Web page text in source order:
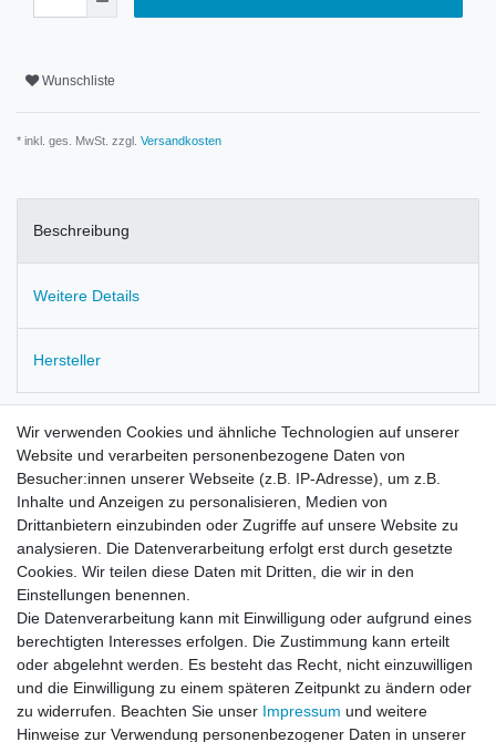
Wunschliste
* inkl. ges. MwSt. zzgl. Versandkosten
Beschreibung
Weitere Details
Hersteller
Angenehme Trageeigenschaften für viele Freizeitaktivitäten
oder einfach nur für den Alltag.
Shirt in leicht taillierter Form.
D2B-"coolweave"-Gewebe aus Baumwolle lässt Wärme
vom Körper entweichen und hält die Haut komfortabel kühl.
Poloshirt mit einer Knopfleiste mit 3 Knöpfe.
Klassischer Hemdblusenkragen, der nicht bis oben
geknöpft wird sondern zu einem kleinen Revers
umgeschlagen ist.
Großes, aufgedrucktes Logo auf der Front.
Material: 98% Baumwolle, 2% Elastan.
Wir verwenden Cookies und ähnliche Technologien auf unserer
Website und verarbeiten personenbezogene Daten von
Besucher:innen unserer Webseite (z.B. IP-Adresse), um z.B.
Inhalte und Anzeigen zu personalisieren, Medien von
Drittanbietern einzubinden oder Zugriffe auf unsere Website zu
analysieren. Die Datenverarbeitung erfolgt erst durch gesetzte
Cookies. Wir teilen diese Daten mit Dritten, die wir in den
Einstellungen benennen.
Die Datenverarbeitung kann mit Einwilligung oder aufgrund eines
berechtigten Interesses erfolgen. Die Zustimmung kann erteilt
oder abgelehnt werden. Es besteht das Recht, nicht einzuwilligen
und die Einwilligung zu einem späteren Zeitpunkt zu ändern oder
zu widerrufen. Beachten Sie unser Impressum und weitere
Hinweise zur Verwendung personenbezogener Daten in unserer